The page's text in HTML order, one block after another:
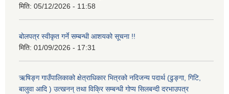
मिति: 05/12/2026 - 11:58
बोलपत्र स्वीकृत गर्ने सम्बन्धी आशयको सूचना !!
मिति: 01/09/2026 - 17:31
ऋषिङ्ग गाउँपालिकाको क्षेत्राधिकार भित्रको नदिजन्य पदार्थ (ढुङ्गा, गिटि,
बालुवा आदि ) उत्खनन् तथा विक्रि सम्बन्धी गोप्य सिलबन्दी दरभाउपत्र